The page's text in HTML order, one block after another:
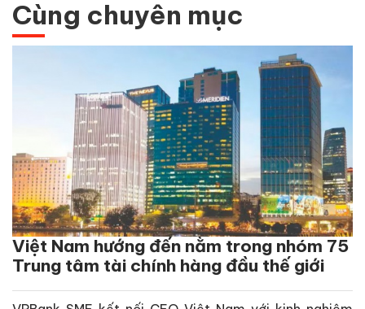
Cùng chuyên mục
Việt Nam hướng đến nằm trong nhóm 75
Trung tâm tài chính hàng đầu thế giới